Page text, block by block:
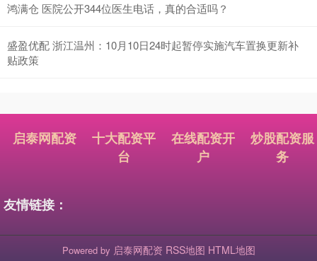
鸿满仓 医院公开344位医生电话，真的合适吗？
盛盈优配 浙江温州：10月10日24时起暂停实施汽车置换更新补
贴政策
启泰网配资
十大配资平
台
在线配资开
户
炒股配资服
务
友情链接：
Powered by 启泰网配资 RSS地图 HTML地图